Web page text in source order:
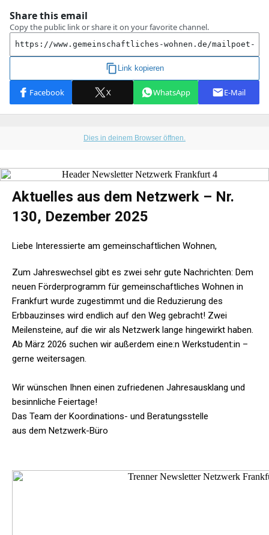
Dies in deinem Browser öffnen.
Aktuelles aus dem Netzwerk – Nr.
130, Dezember 2025
Liebe Interessierte am gemeinschaftlichen Wohnen,
Zum Jahreswechsel gibt es zwei sehr gute Nachrichten: Dem
neuen Förderprogramm für gemeinschaftliches Wohnen in
Frankfurt wurde zugestimmt und die Reduzierung des
Erbbauzinses wird endlich auf den Weg gebracht! Zwei
Meilensteine, auf die wir als Netzwerk lange hingewirkt haben.
Ab März 2026 suchen wir außerdem eine:n Werkstudent:in –
gerne weitersagen.
Wir wünschen Ihnen einen zufriedenen Jahresausklang und
besinnliche Feiertage!
Das Team der Koordinations- und Beratungsstelle
aus dem Netzwerk-Büro